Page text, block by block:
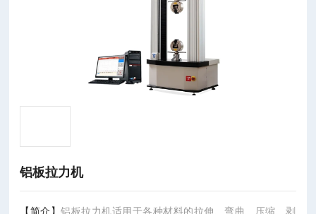
铝板拉力机
【简介】铝板拉力机适用于各种材料的拉伸、弯曲、压缩、剥